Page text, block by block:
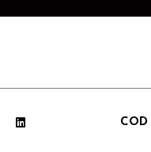
COD